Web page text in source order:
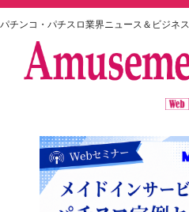
パチンコ・パチスロ業界ニュース＆ビジネ